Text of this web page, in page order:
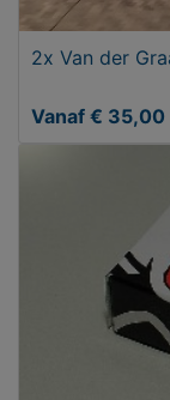
2x Van der
Vanaf € 35,00